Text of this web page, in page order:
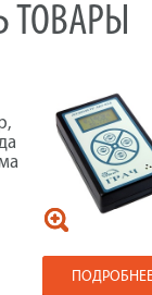
ТОВАРЫ